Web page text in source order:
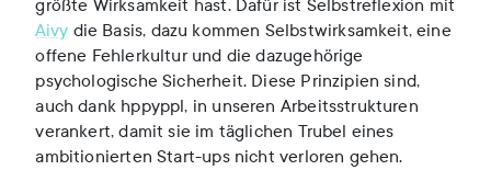
größte Wirksamkeit hast. Dafür ist Selbstreflexion mit
Aivy die Basis, dazu kommen Selbstwirksamkeit, eine
offene Fehlerkultur und die dazugehörige
psychologische Sicherheit. Diese Prinzipien sind,
auch dank hppyppl, in unseren Arbeitsstrukturen
verankert, damit sie im täglichen Trubel eines
ambitionierten Start-ups nicht verloren gehen.